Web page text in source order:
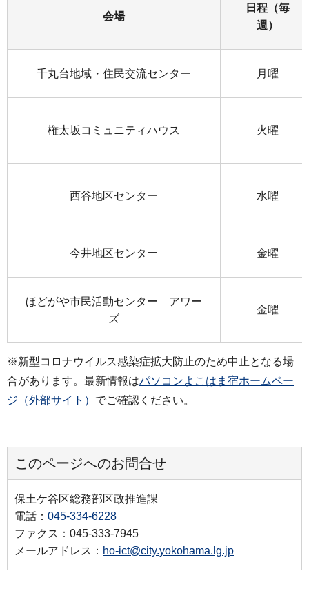
会場
日程（毎
週）
千丸台地域・住民交流センター 月曜
権太坂コミュニティハウス 火曜
西谷地区センター 水曜
今井地区センター 金曜
ほどがや市民活動センター アワー
ズ
金曜
※新型コロナウイルス感染症拡大防止のため中止となる場
合があります。最新情報はパソコンよこはま宿ホームペー
ジ（外部サイト） でご確認ください。
このページへのお問合せ
保土ケ谷区総務部区政推進課
電話： 045-334-6228
ファクス：045-333-7945
メールアドレス： ho-ict@city.yokohama.lg.jp